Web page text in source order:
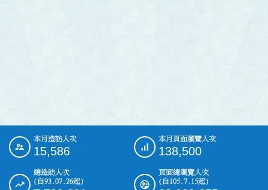
::: 本月造訪人次
15,586
本月頁面瀏覽人次
138,500
總造訪人次
(自93.07.26起)
頁面總瀏覽人次
(自105.7.15起)